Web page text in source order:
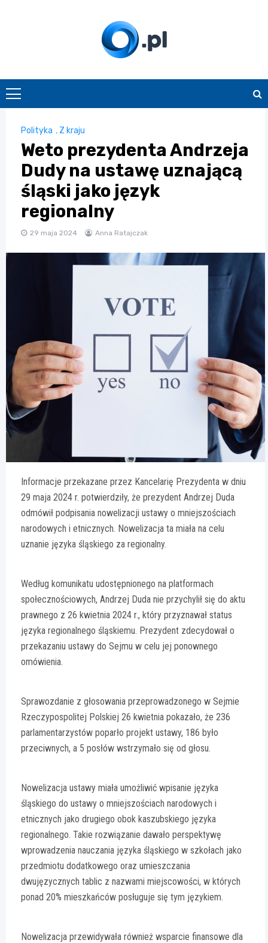
O.pl
Polityka , Z kraju
Weto prezydenta Andrzeja
Dudy na ustawę uznającą
śląski jako język
regionalny
29 maja 2024 Anna Ratajczak
Informacje przekazane przez Kancelarię Prezydenta w dniu
29 maja 2024 r. potwierdziły, że prezydent Andrzej Duda
odmówił podpisania nowelizacji ustawy o mniejszościach
narodowych i etnicznych. Nowelizacja ta miała na celu
uznanie języka śląskiego za regionalny.
Według komunikatu udostępnionego na platformach
społecznościowych, Andrzej Duda nie przychylił się do aktu
prawnego z 26 kwietnia 2024 r., który przyznawał status
języka regionalnego śląskiemu. Prezydent zdecydował o
przekazaniu ustawy do Sejmu w celu jej ponownego
omówienia.
Sprawozdanie z głosowania przeprowadzonego w Sejmie
Rzeczypospolitej Polskiej 26 kwietnia pokazało, że 236
parlamentarzystów poparło projekt ustawy, 186 było
przeciwnych, a 5 posłów wstrzymało się od głosu.
Nowelizacja ustawy miała umożliwić wpisanie języka
śląskiego do ustawy o mniejszościach narodowych i
etnicznych jako drugiego obok kaszubskiego języka
regionalnego. Takie rozwiązanie dawało perspektywę
wprowadzenia nauczania języka śląskiego w szkołach jako
przedmiotu dodatkowego oraz umieszczania
dwujęzycznych tablic z nazwami miejscowości, w których
ponad 20% mieszkańców posługuje się tym językiem.
Nowelizacja przewidywała również wsparcie finansowe dla